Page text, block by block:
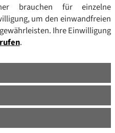
teilzunehmen.
Copyright, Rechte an
geschützt. Die Site wird
und darf nur durch
auf einem einzelnen
einen einzelnen
oder internen
brauchen für einzelne
um den einwandfreien
Ihre Einwilligung
.